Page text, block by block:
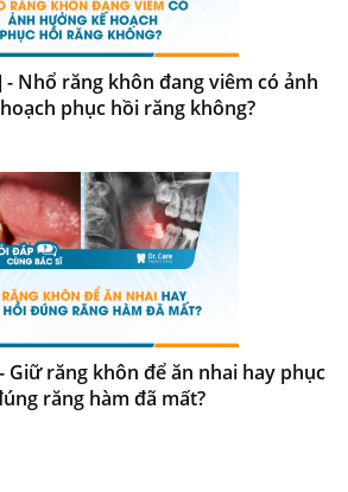
- Nhổ răng khôn đang viêm có ảnh
phục hồi răng không?
Giữ răng khôn để ăn nhai hay phục
răng hàm đã mất?